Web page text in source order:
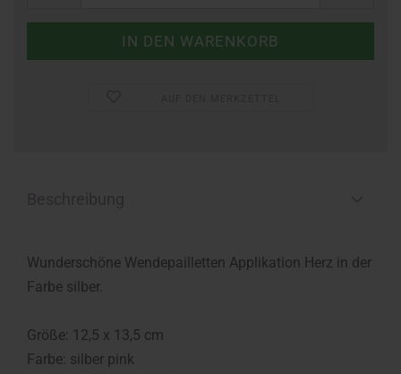
Wunderschöne Wendepailletten Applikation Herz in der
Farbe silber.
Größe: 12,5 x 13,5 cm
Farbe: silber pink